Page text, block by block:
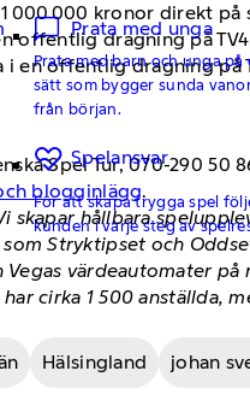
Prata med unga
Prata med barn och unga på
sätt som bygger sunda
från början.
Spelansvar
För att skapa trygga spel
kunden i varje steg av
000 000 kronor direkt på
offentlig dragning på
en offentlig dragning på
Spel Tur, 070-290 50
blogginlägg.
skapar hållbara
Stryktipset och
värdeautomater
cirka 1 500 anställda,
Hälsingland johan